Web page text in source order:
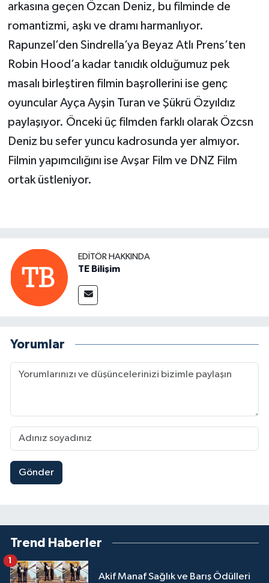
arkasına geçen Özcan Deniz, bu filminde de
romantizmi, aşkı ve dramı harmanlıyor.
Rapunzel’den Sindrella’ya Beyaz Atlı Prens’ten
Robin Hood’a kadar tanıdık olduğumuz pek
masalı birleştiren filmin başrollerini ise genç
oyuncular Ayça Ayşin Turan ve Şükrü Özyıldız
paylaşıyor. Önceki üç filmden farklı olarak Özcsn
Deniz bu sefer yuncu kadrosunda yer almıyor.
Filmin yapımcılığını ise Avşar Film ve DNZ Film
ortak üstleniyor.
EDITÖR HAKKINDA
TE Bilişim
Yorumlar
Gönder
Trend Haberler
Akif Manaf Sağlık ve Barış Ödülleri
1